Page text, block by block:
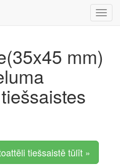
mm)
tiešsaistē tūlīt »